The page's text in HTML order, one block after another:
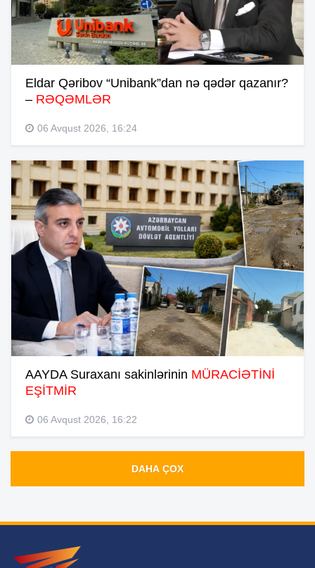
Eldar Qəribov “Unibank”dan nə qədər qazanır?
– RƏQƏMLƏR
06 Avqust 2026, 16:24
AAYDA Suraxanı sakinlərinin MÜRACİƏTİNİ
EŞİTMİR
06 Avqust 2026, 16:22
DAHA ÇOX